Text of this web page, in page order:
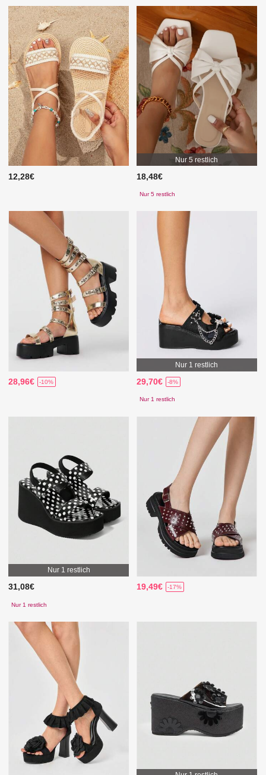
12,28€
Nur 5 restlich
18,48€
Nur 5 restlich
28,96€ -10%
Nur 1 restlich
29,70€ -8%
Nur 1 restlich
Nur 1 restlich
31,08€
Nur 1 restlich
19,49€ -17%